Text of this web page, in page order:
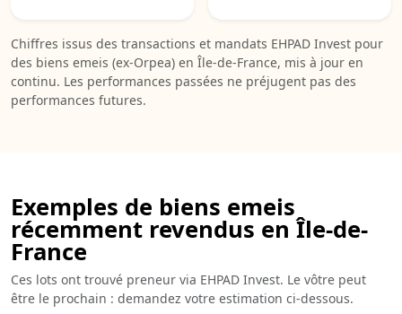
Chiffres issus des transactions et mandats EHPAD Invest pour
des biens emeis (ex-Orpea) en Île-de-France, mis à jour en
continu. Les performances passées ne préjugent pas des
performances futures.
Exemples de biens emeis
récemment revendus en Île-de-
France
Ces lots ont trouvé preneur via EHPAD Invest. Le vôtre peut
être le prochain : demandez votre estimation ci-dessous.